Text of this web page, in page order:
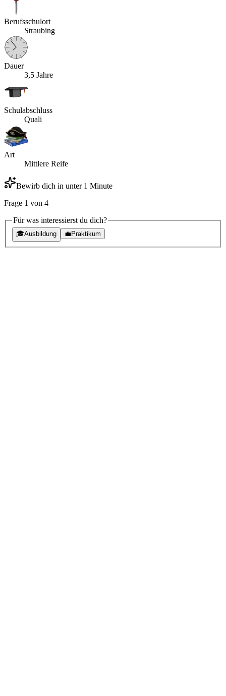
Berufsschulort
Straubing
Dauer
3,5 Jahre
Schulabschluss
Quali
Art
Mittlere Reife
Bewirb dich in unter 1 Minute
Frage 1 von 4
Für was interessierst du dich?
🎓Ausbildung 💼Praktikum